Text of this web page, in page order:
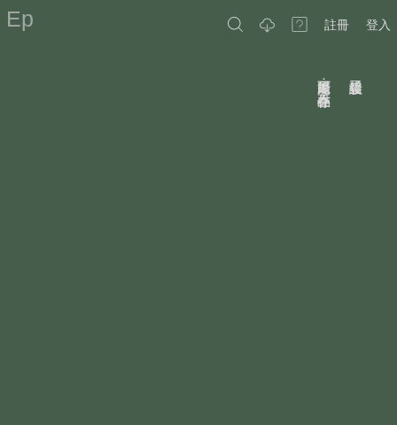
Ep 註冊 登入
原因可能是：作品不存在